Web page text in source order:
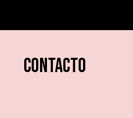
CONTACTO